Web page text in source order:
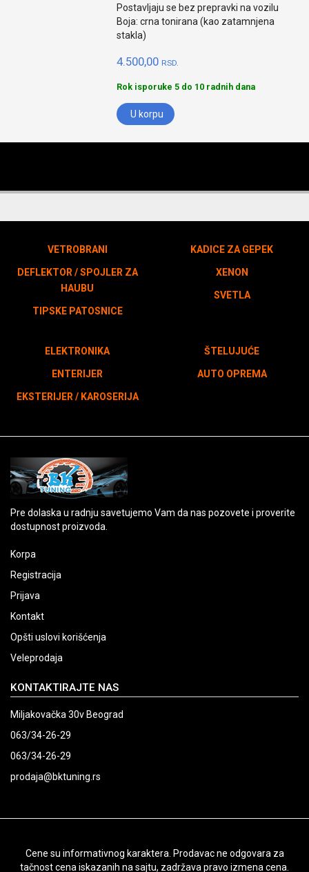
Postavljaju se bez prepravki na vozilu
Boja: crna tonirana (kao zatamnjena
stakla)
4.500,00 RSD.
Rok isporuke 5 do 10 radnih dana
U korpu
VETROBRANI
DEFLEKTOR / SPOJLER ZA
HAUBU
TIPSKE PATOSNICE
KADICE ZA GEPEK
XENON
SVETLA
ELEKTRONIKA
ENTERIJER
EKSTERIJER / KAROSERIJA
ŠTELUJUĆE
AUTO OPREMA
Pre dolaska u radnju savetujemo Vam da nas pozovete i proverite
dostupnost proizvoda.
Korpa
Registracija
Prijava
Kontakt
Opšti uslovi korišćenja
Veleprodaja
KONTAKTIRAJTE NAS
Miljakovačka 30v Beograd
063/34-26-29
063/34-26-29
prodaja@bktuning.rs
Cene su informativnog karaktera. Prodavac ne odgovara za
tačnost cena iskazanih na sajtu, zadržava pravo izmena cena.